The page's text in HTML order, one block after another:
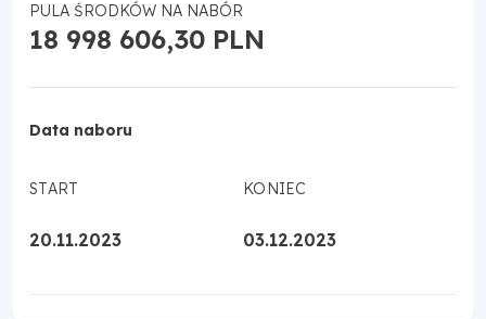
PULA ŚRODKÓW NA NABÓR
18 998 606,30 PLN
Data naboru
START
20.11.2023
KONIEC
03.12.2023